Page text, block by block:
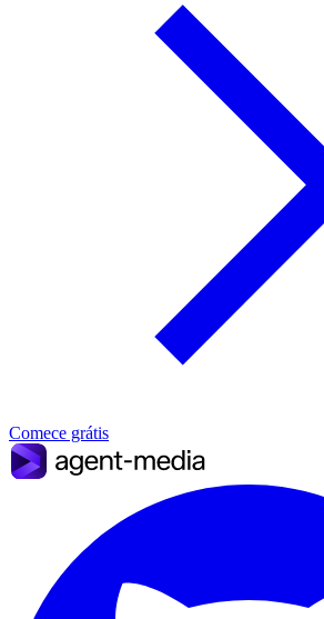
Comece grátis